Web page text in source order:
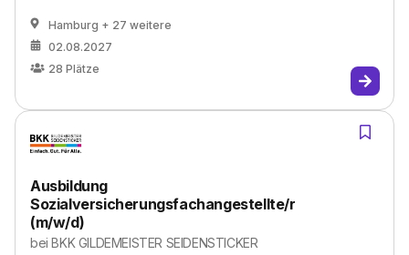
Hamburg + 27 weitere
02.08.2027
28 Plätze
Ausbildung
Sozialversicherungsfachangestellte/r
(m/w/d)
beiBKK GILDEMEISTER SEIDENSTICKER